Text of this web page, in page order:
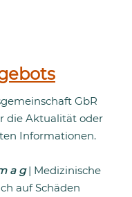
GbR
die Aktualität oder
Informationen.
a g| Medizinische
auf Schäden